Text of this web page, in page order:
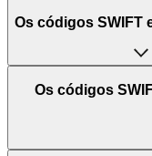
Os códigos SWIFT
O acrónimo SWIFT
Interbank Financial
Mundiais)". Trata-se
Os códigos